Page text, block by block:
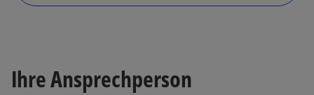
Ihre Ansprechperson